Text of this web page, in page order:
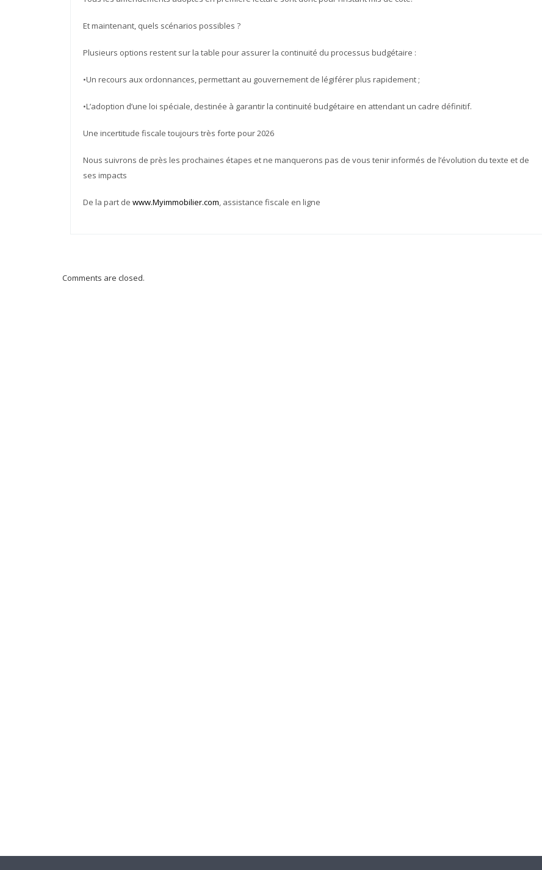
Et maintenant, quels scénarios possibles ?
Plusieurs options restent sur la table pour assurer la continuité du processus budgétaire :
•Un recours aux ordonnances, permettant au gouvernement de légiférer plus rapidement ;
•L’adoption d’une loi spéciale, destinée à garantir la continuité budgétaire en attendant un cadre définitif.
Une incertitude fiscale toujours très forte pour 2026
Nous suivrons de près les prochaines étapes et ne manquerons pas de vous tenir informés de l’évolution du texte et de
ses impacts
De la part de www.Myimmobilier.com, assistance fiscale en ligne
Comments are closed.